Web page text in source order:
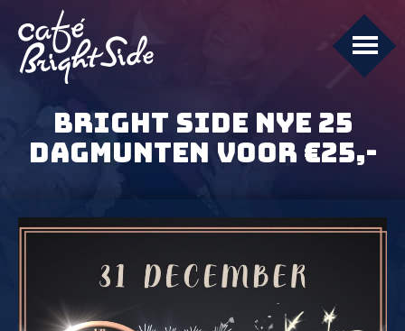
BRIGHT SIDE NYE 25
DAGMUNTEN VOOR €25,-